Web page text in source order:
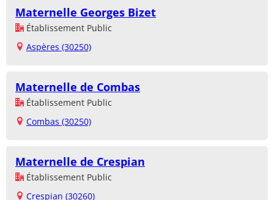
Maternelle Georges Bizet
Établissement Public
Aspères (30250)
Maternelle de Combas
Établissement Public
Combas (30250)
Maternelle de Crespian
Établissement Public
Crespian (30260)